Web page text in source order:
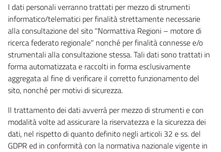
I dati personali verranno trattati per mezzo di strumenti
informatico/telematici per finalità strettamente necessarie
alla consultazione del sito "Normattiva Regioni – motore di
ricerca federato regionale" nonché per finalità connesse e/o
strumentali alla consultazione stessa. Tali dati sono trattati in
forma automatizzata e raccolti in forma esclusivamente
aggregata al fine di verificare il corretto funzionamento del
sito, nonché per motivi di sicurezza.
Il trattamento dei dati avverrà per mezzo di strumenti e con
modalità volte ad assicurare la riservatezza e la sicurezza dei
dati, nel rispetto di quanto definito negli articoli 32 e ss. del
GDPR ed in conformità con la normativa nazionale vigente in